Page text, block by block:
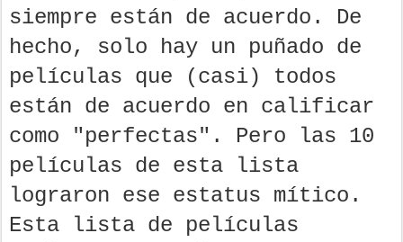
siempre están de acuerdo. De
hecho, solo hay un puñado de
películas que (casi) todos
están de acuerdo en calificar
como "perfectas". Pero las 10
películas de esta lista
lograron ese estatus mítico.
Esta lista de películas